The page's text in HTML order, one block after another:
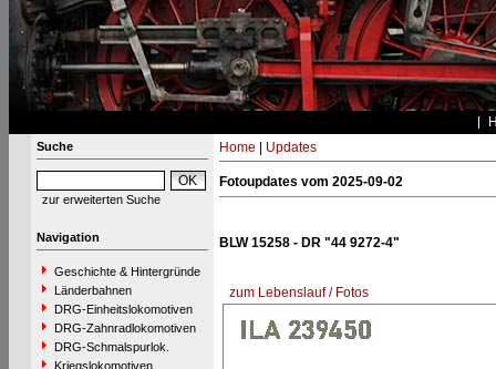
Suche
zur erweiterten Suche
Navigation
Geschichte & Hintergründe
Länderbahnen
DRG-Einheitslokomotiven
DRG-Zahnradlokomotiven
DRG-Schmalspurlok.
Kriegslokomotiven
Home Updates
Fotoupdates vom 2025-09-02
BLW 15258 - DR "44 9272-4"
zum Lebenslauf / Fotos